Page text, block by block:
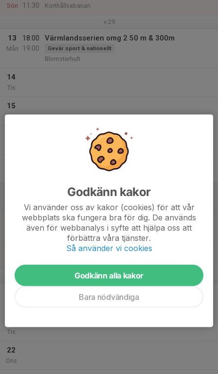
Sön
11:30
Korthållsabanan
v.29
13
Mån
18:00
19:00
Värmlandsserien omg 2 50 m & 300m
Gevär sport & nationellt
Blomsterhult
14
Tis
15
Ons
Träning springskytte
Korthållsabanan
09:00
11:30
Träning springskytte o precision pistol
Korthållsabanan
Allsvenskan 300m omg 3
v.30
Tis
22
Ons
Godkänn kakor
Vi använder oss av kakor (cookies) för att vår
webbplats ska fungera bra för dig. De används
även för webbanalys i syfte att hjälpa oss att
förbättra våra tjänster.
Så använder vi cookies
Godkänn alla kakor
Bara nödvändiga